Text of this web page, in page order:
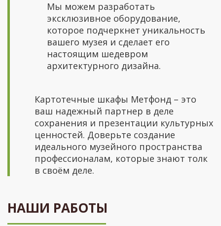
Мы можем разработать
эксклюзивное оборудование,
которое подчеркнет уникальность
вашего музея и сделает его
настоящим шедевром
архитектурного дизайна.
Картотечные шкафы Метфонд – это
ваш надежный партнер в деле
сохранения и презентации культурных
ценностей. Доверьте создание
идеального музейного пространства
профессионалам, которые знают толк
в своём деле.
НАШИ РАБОТЫ